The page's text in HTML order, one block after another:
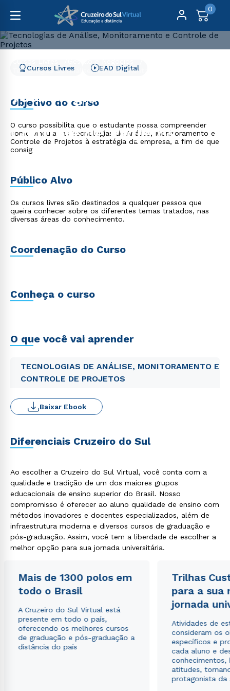
0
Tecnologias de Análise, Monitoramento e Controle de
Tecnologias de Análise,
Monitoramento e
Controle de Projetos
Cursos Livres EAD Digital
Objetivo do curso
O curso possibilita que o estudante possa compreender
como vincular as Tecnologias de Análise, Monitoramento e
Controle de Projetos à estratégia da empresa, a fim de que
consig
Público Alvo
Os cursos livres são destinados a qualquer pessoa que
queira conhecer sobre os diferentes temas tratados, nas
diversas áreas do conhecimento.
Coordenação do Curso
Conheça o curso
O que você vai aprender
TECNOLOGIAS DE ANÁLISE, MONITORAMENTO E
CONTROLE DE PROJETOS
Baixar Ebook
Diferenciais Cruzeiro do Sul
Ao escolher a Cruzeiro do Sul Virtual, você conta com a
qualidade e tradição de um dos maiores grupos
educacionais de ensino superior do Brasil. Nosso
compromisso é oferecer ao aluno qualidade de ensino com
métodos inovadores e docentes especializados, além de
infraestrutura moderna e diversos cursos de graduação e
pós-graduação. Assim, você tem a liberdade de escolher a
melhor opção para sua jornada universitária.
Mais de 1300 polos em
todo o Brasil
A Cruzeiro do Sul Virtual está
presente em todo o país,
oferecendo os melhores cursos
de graduação e pós-graduação a
distância do país
Trilhas
para a sua
jornada
Atividades de
consideram os
específicos e
cada aluno e
conhecimentos,
atitudes,
protagonista da